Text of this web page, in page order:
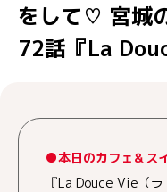
をして♡ 宮城
72話『La
●本日のカフェ＆ス
『La Douce Vie（ラ